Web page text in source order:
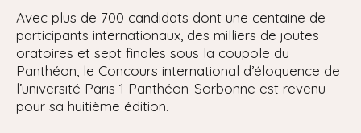
Avec plus de 700 candidats dont une centaine de
participants internationaux, des milliers de joutes
oratoires et sept finales sous la coupole du
Panthéon, le Concours international d’éloquence de
l’université Paris 1 Panthéon-Sorbonne est revenu
pour sa huitième édition.